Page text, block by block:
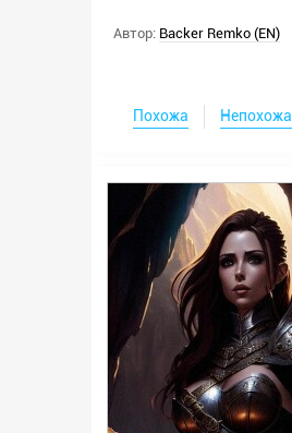
Автор: Backer Remko (EN)
Похожа Непохожа